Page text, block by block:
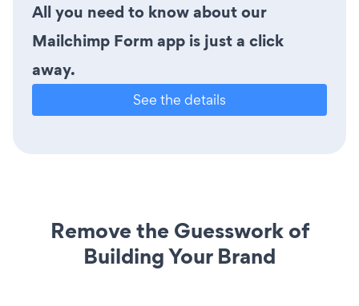
All you need to know about our
Mailchimp Form app is just a click
away.
See the details
Remove the Guesswork of
Building Your Brand